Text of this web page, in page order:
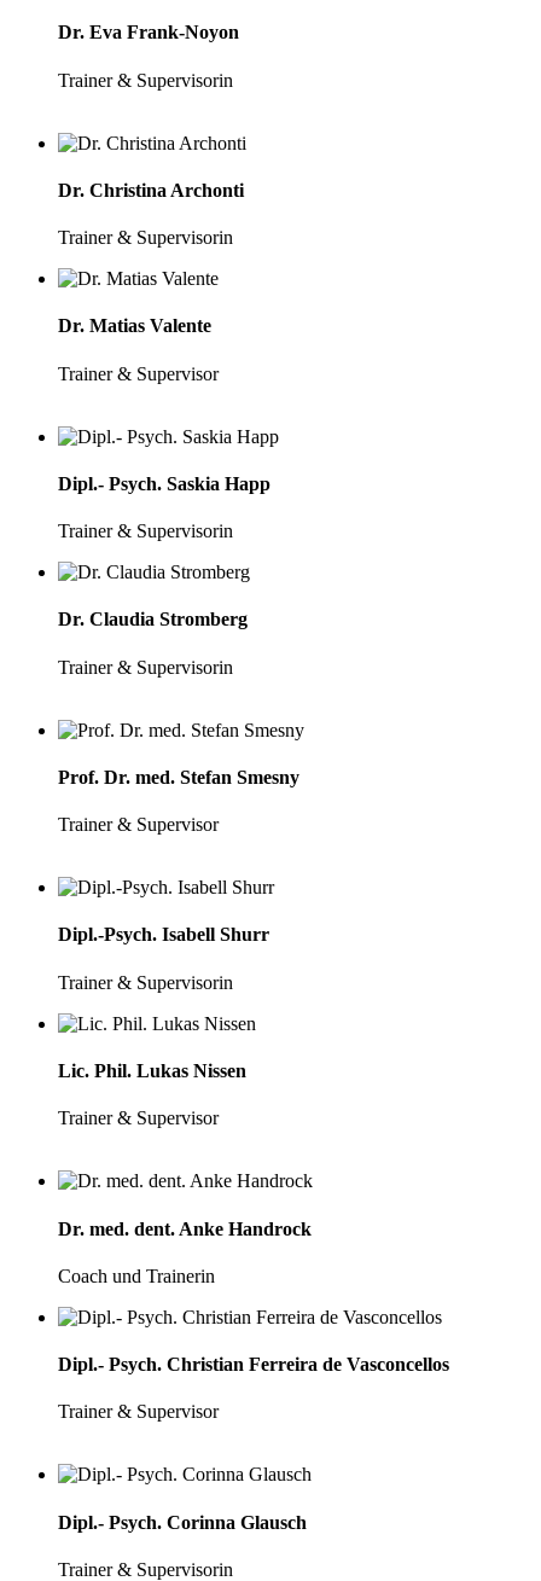
Dr. Eva Frank-Noyon
Trainer & Supervisorin
Dr. Christina Archonti
Trainer & Supervisorin
Dr. Matias Valente
Trainer & Supervisor
Dipl.- Psych. Saskia Happ
Trainer & Supervisorin
Dr. Claudia Stromberg
Trainer & Supervisorin
Prof. Dr. med. Stefan Smesny
Trainer & Supervisor
Dipl.-Psych. Isabell Shurr
Trainer & Supervisorin
Lic. Phil. Lukas Nissen
Trainer & Supervisor
Dr. med. dent. Anke Handrock
Coach und Trainerin
Dipl.- Psych. Christian Ferreira de Vasconcellos
Trainer & Supervisor
Dipl.- Psych. Corinna Glausch
Trainer & Supervisorin